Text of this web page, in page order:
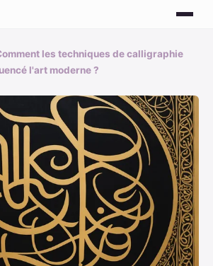
les techniques de calligraphie
l'art moderne ?